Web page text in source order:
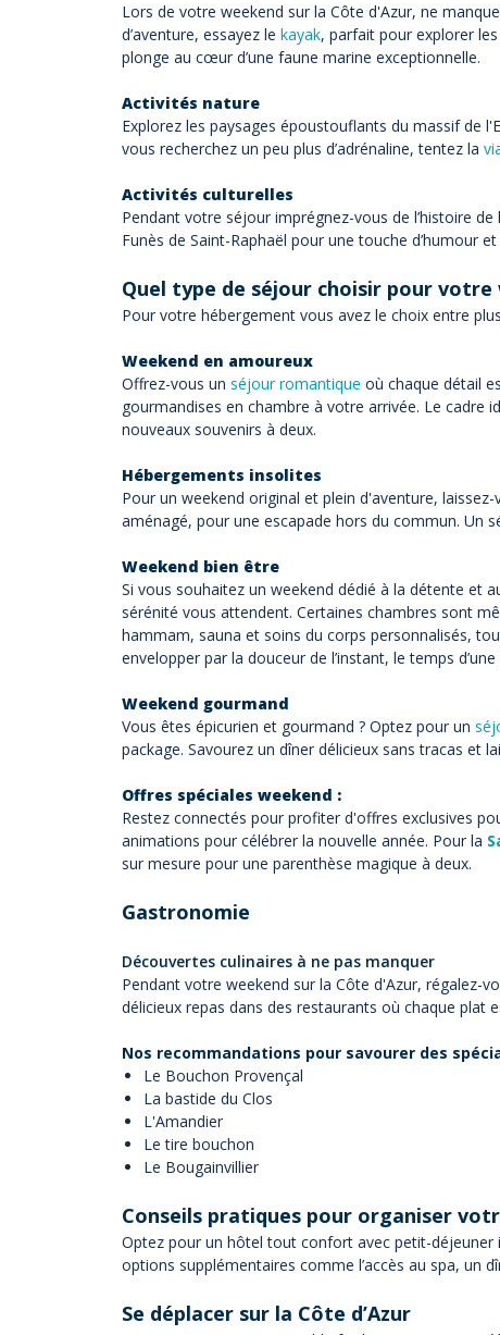
Lors de votre weekend sur la Côte d'Azur, ne
d’aventure, essayez le kayak, parfait pour explorer
plonge au cœur d’une faune marine exceptionnelle.
Activités nature
Explorez les paysages époustouflants du massif de
vous recherchez un peu plus d’adrénaline, tentez la
Activités culturelles
Pendant votre séjour imprégnez-vous de l’histoire
Funès de Saint-Raphaël pour une touche d’humour
Quel type de séjour choisir pour votre
Pour votre hébergement vous avez le choix entre
Weekend en amoureux
Offrez-vous un séjour romantique où chaque détail
gourmandises en chambre à votre arrivée. Le cadre
nouveaux souvenirs à deux.
Hébergements insolites
Pour un weekend original et plein d'aventure,
aménagé, pour une escapade hors du commun. Un
Weekend bien être
Si vous souhaitez un weekend dédié à la détente et
sérénité vous attendent. Certaines chambres sont
hammam, sauna et soins du corps personnalisés,
envelopper par la douceur de l’instant, le temps
Weekend gourmand
Vous êtes épicurien et gourmand ? Optez pour un
package. Savourez un dîner délicieux sans tracas et
Offres spéciales weekend :
Restez connectés pour profiter d'offres exclusives
animations pour célébrer la nouvelle année. Pour la
sur mesure pour une parenthèse magique à deux.
Gastronomie
Découvertes culinaires à ne pas manquer
Pendant votre weekend sur la Côte d'Azur, régalez-
délicieux repas dans des restaurants où chaque plat
Nos recommandations pour savourer des
Le Bouchon Provençal
La bastide du Clos
L'Amandier
Le tire bouchon
Le Bougainvillier
Conseils pratiques pour organiser
Optez pour un hôtel tout confort avec petit-déjeuner
options supplémentaires comme l’accès au spa, un
Se déplacer sur la Côte d’Azur